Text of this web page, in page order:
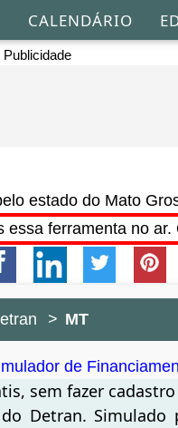
CALENDÁRIO
Publicidade
estado do Mato
essa ferramenta no
MT
de
sem fazer
Detran.